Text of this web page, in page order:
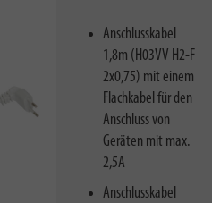
Anschlusskabel
1,8m (H03VV H2-F
2x0,75) mit einem
Flachkabel für den
Anschluss von
Geräten mit max.
2,5A
Anschlusskabel